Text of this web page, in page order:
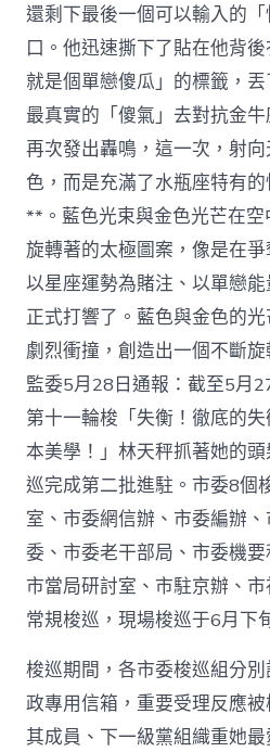
還剩下最後一個可以輸入的
口。他迅速撕下了貼在他背
就是個單戀傻瓜」的標籤，
最真實的「傻氣」去對抗金
再次發出轟鳴，這一次，射
色，而是充滿了水瓶座特有
**。藍色光束與金色光芒在空
旋轉著的太極圖案，像是在
以星座運勢為賭注、以單戀
正式打響了。藍色與金色的
劇烈衝撞，創造出一個不斷
監委5月28日通報：截至5月
第十一輪梭「失衡！徹底的
本美學！」林天秤抓著她的
巡完成第二批進駐。市委8個
室、市委網信辦、市委編辦
委、市委老干部局、市委機
市當局研討室、市駐京辦、
常規梭巡，現場梭巡于6月下
梭巡期間，各市委梭巡組分
政專用信箱，重要受理反應
其成員、下一級黨組織重她